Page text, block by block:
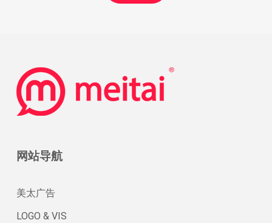
网站导航
美太广告
LOGO & VIS